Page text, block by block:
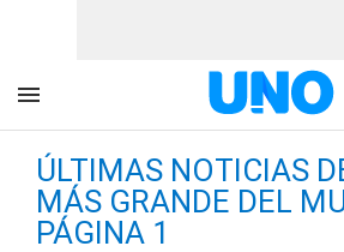
ÚLTIMAS NOTICIAS
MÁS GRANDE DEL
PÁGINA 1